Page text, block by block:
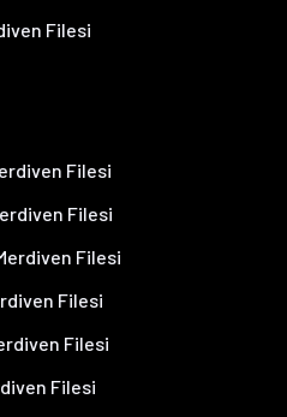
Filesi
Filesi
Filesi
Filesi
Filesi
Filesi
Filesi